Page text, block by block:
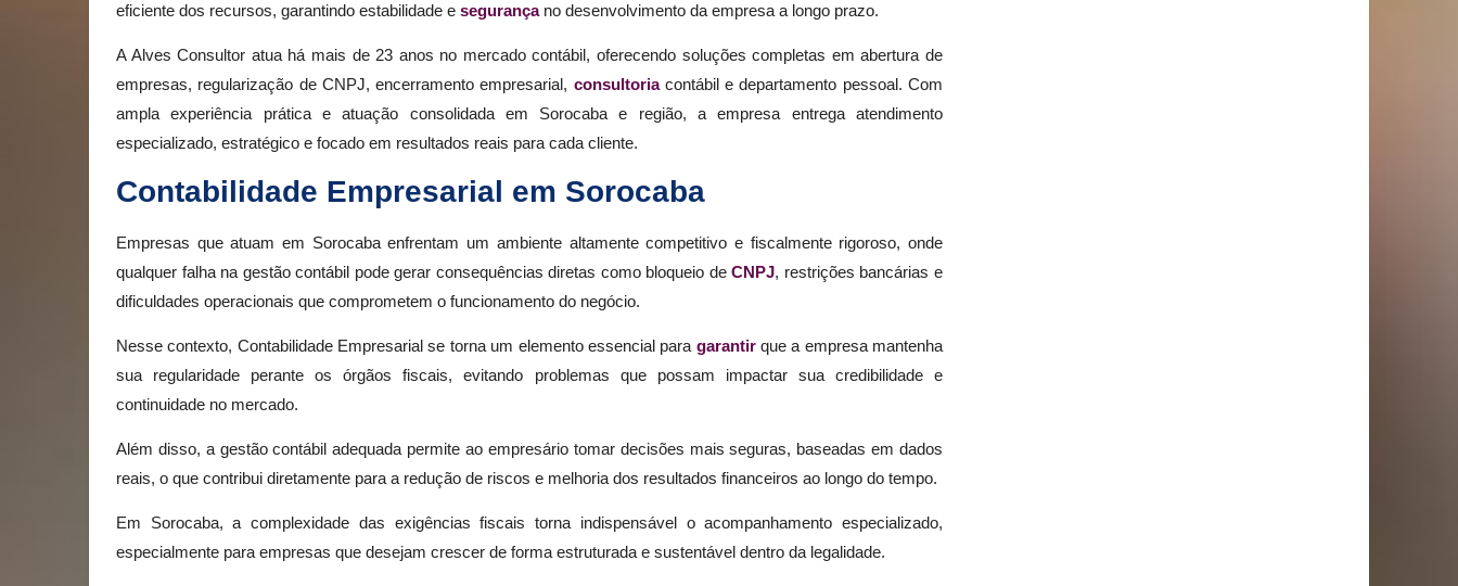
eficiente dos recursos, garantindo estabilidade e segurançano desenvolvimento da empresa a longo prazo.
A Alves Consultor atua há mais de 23 anos no mercado contábil, oferecendo soluções completas em abertura de
empresas, regularização de CNPJ, encerramento empresarial, consultoriacontábil e departamento pessoal. Com
ampla experiência prática e atuação consolidada em Sorocaba e região, a empresa entrega atendimento
especializado, estratégico e focado em resultados reais para cada cliente.
Contabilidade Empresarial em Sorocaba
Empresas que atuam em Sorocaba enfrentam um ambiente altamente competitivo e fiscalmente rigoroso, onde
qualquer falha na gestão contábil pode gerar consequências diretas como bloqueio deCNPJ, restrições bancárias e
dificuldades operacionais que comprometem o funcionamento do negócio.
Nesse contexto, Contabilidade Empresarial se torna um elemento essencial para garantirque a empresa mantenha
sua regularidade perante os órgãos fiscais, evitando problemas que possam impactar sua credibilidade e
continuidade no mercado.
Além disso, a gestão contábil adequada permite ao empresário tomar decisões mais seguras, baseadas em dados
reais, o que contribui diretamente para a redução de riscos e melhoria dos resultados financeiros ao longo do tempo.
Em Sorocaba, a complexidade das exigências fiscais torna indispensável o acompanhamento especializado,
especialmente para empresas que desejam crescer de forma estruturada e sustentável dentro da legalidade.